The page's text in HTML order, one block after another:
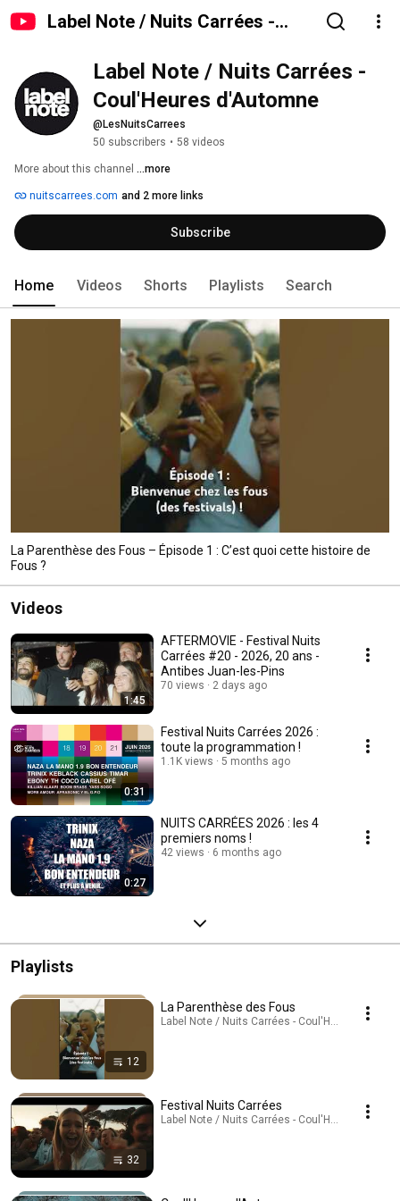
Label Note / Nuits Carrées -
Label Note / Nuits Carrées -
Coul'Heures d'Automne
@LesNuitsCarrees
50 subscribers • 58 videos
More about this channel ...more
nuitscarrees.com and 2 more links
Subscribe
Home Videos Shorts Playlists Search
La Parenthèse des Fous – Épisode 1 : C’est quoi cette histoire de
Fous ?
Videos
1:45
AFTERMOVIE - Festival Nuits
Carrées #20 - 2026, 20 ans -
Antibes Juan-les-Pins
70 views 2 days ago
0:31
Festival Nuits Carrées 2026 :
toute la programmation !
1.1K views 5 months ago
0:27
NUITS CARRÉES 2026 : les 4
premiers noms !
42 views 6 months ago
Playlists
12
La Parenthèse des Fous
Label Note / Nuits Carrées - Coul'Heures
32
Festival Nuits Carrées
Label Note / Nuits Carrées - Coul'Heures